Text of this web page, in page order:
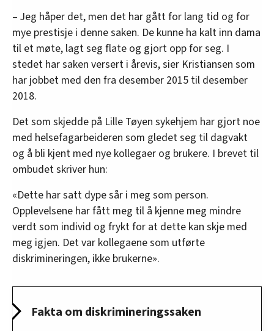
– Jeg håper det, men det har gått for lang tid og for
mye prestisje i denne saken. De kunne ha kalt inn dama
til et møte, lagt seg flate og gjort opp for seg. I
stedet har saken versert i årevis, sier Kristiansen som
har jobbet med den fra desember 2015 til desember
2018.
Det som skjedde på Lille Tøyen sykehjem har gjort noe
med helsefagarbeideren som gledet seg til dagvakt
og å bli kjent med nye kollegaer og brukere. I brevet til
ombudet skriver hun:
«Dette har satt dype sår i meg som person.
Opplevelsene har fått meg til å kjenne meg mindre
verdt som individ og frykt for at dette kan skje med
meg igjen. Det var kollegaene som utførte
diskrimineringen, ikke brukerne».
Fakta om diskrimineringssaken